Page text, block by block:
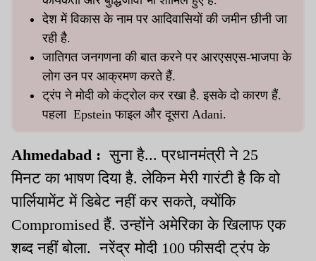
देश में विकास के नाम पर आदिवासियों की जमीन छीनी जा
रही है.
जातिगत जनगणना की बात करने पर आरएसएस-भाजपा के
लोग उन पर आक्रमण करते हैं.
ट्रंप ने मोदी को कंट्रोल कर रखा है. इसके दो कारण हैं.
पहला Epstein फाइल और दूसरा Adani.
Ahmedabad : सुना है... प्रधानमंत्री ने 25
मिनट का भाषण दिया है. लेकिन मेरी गारंटी है कि वो
पार्लियामेंट में डिबेट नहीं कर सकते, क्योंकि
Compromised हैं. उन्होंने अमेरिका के खिलाफ एक
शब्द नहीं बोला. नरेंद्र मोदी 100 फीसदी ट्रंप के